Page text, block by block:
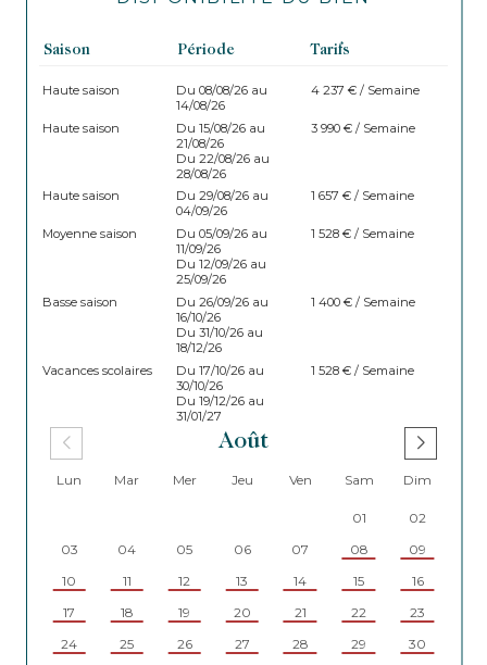
Saison Période Tarifs
Haute saison
Du 08/08/26 au
14/08/26
4 237 € / Semaine
Haute saison
Du 15/08/26 au
21/08/26
Du 22/08/26 au
28/08/26
3 990 € / Semaine
Haute saison
Du 29/08/26 au
04/09/26
1 657 € / Semaine
Moyenne saison
Du 05/09/26 au
11/09/26
Du 12/09/26 au
25/09/26
1 528 € / Semaine
Basse saison
Du 26/09/26 au
16/10/26
Du 31/10/26 au
18/12/26
1 400 € / Semaine
Vacances scolaires
Du 17/10/26 au
30/10/26
Du 19/12/26 au
31/01/27
1 528 € / Semaine
Août
Lun Mar Mer Jeu Ven Sam Dim
01
02
03
04 05 06 07 08
09
10
11 12 13 14 15
16
17
18 19 20 21 22
23
24
25 26 27 28 29
30